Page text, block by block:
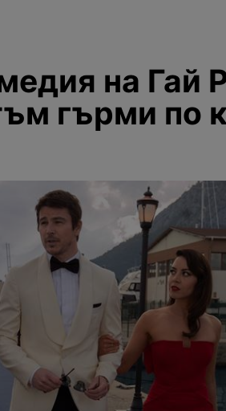
на Гай
гърми по